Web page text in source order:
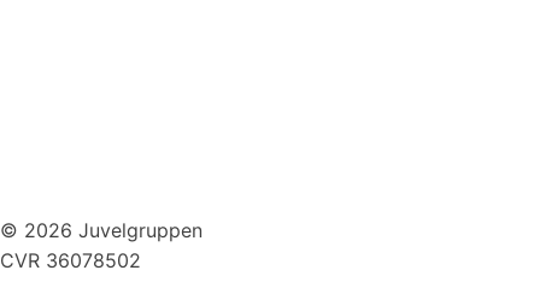
© 2026 Juvelgruppen
CVR 36078502